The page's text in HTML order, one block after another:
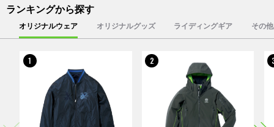
ランキングから探す
オリジナルウェア オリジナルグッズ ライディングギア その
1 2